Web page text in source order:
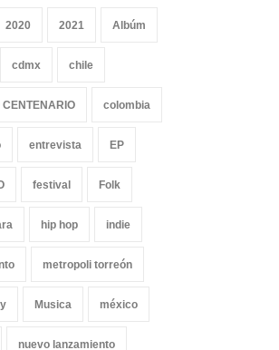
2020 2021 Albúm
cdmx chile
CENTENARIO colombia
entrevista EP
festival Folk
hip hop indie
metropoli torreón
Musica méxico
nuevo lanzamiento